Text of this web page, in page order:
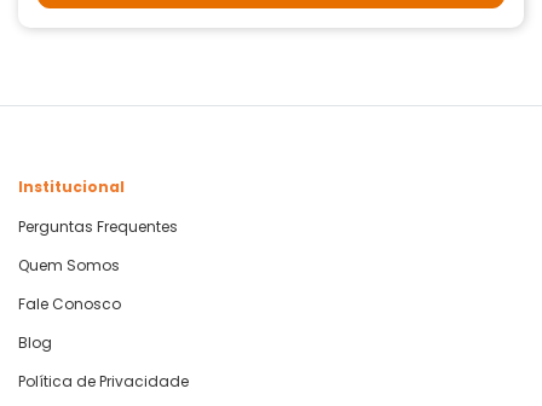
Institucional
Perguntas Frequentes
Quem Somos
Fale Conosco
Blog
Política de Privacidade